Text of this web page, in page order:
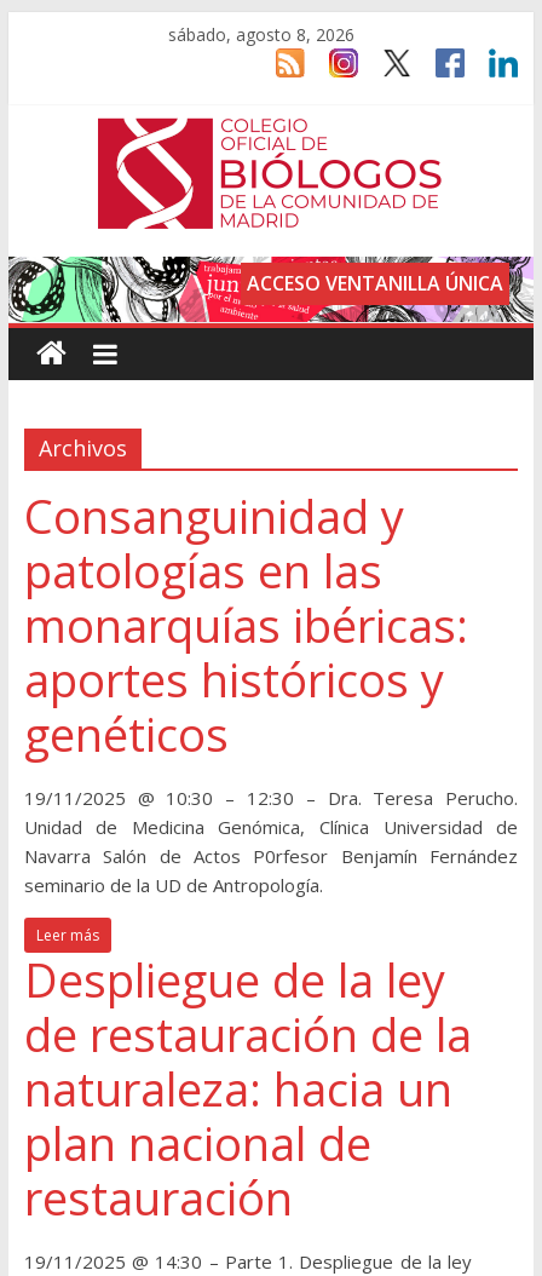
sábado, agosto 8, 2026
ACCESO VENTANILLA ÚNICA
Archivos
Consanguinidad y
patologías en las
monarquías ibéricas:
aportes históricos y
genéticos
19/11/2025 @ 10:30 – 12:30 – Dra. Teresa Perucho.
Unidad de Medicina Genómica, Clínica Universidad de
Navarra Salón de Actos P0rfesor Benjamín Fernández
seminario de la UD de Antropología.
Leer más
Despliegue de la ley
de restauración de la
naturaleza: hacia un
plan nacional de
restauración
19/11/2025 @ 14:30 – Parte 1. Despliegue de la ley